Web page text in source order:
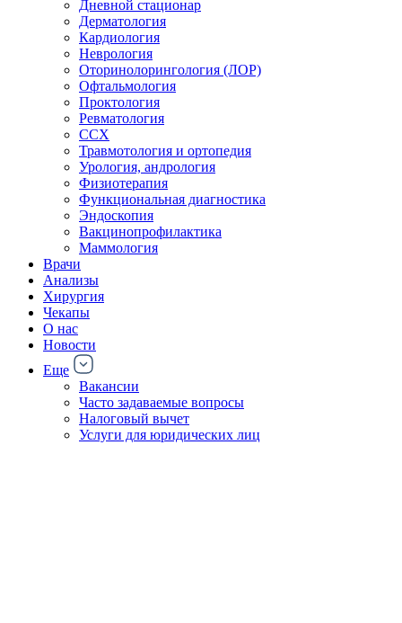
Дневной стационар
Дерматология
Кардиология
Неврология
Оторинолорингология (ЛОР)
Офтальмология
Проктология
Ревматология
ССХ
Травмотология и ортопедия
Урология, андрология
Физиотерапия
Функциональная диагностика
Эндоскопия
Вакцинопрофилактика
Маммология
Врачи
Анализы
Хирургия
Чекапы
О нас
Новости
Еще
Вакансии
Часто задаваемые вопросы
Налоговый вычет
Услуги для юридических лиц